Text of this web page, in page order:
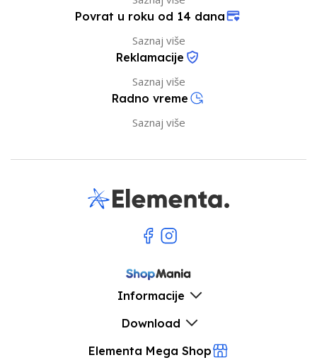
Povrat u roku od 14 dana
Saznaj više
Reklamacije
Saznaj više
Radno vreme
Saznaj više
Informacije
Download
Elementa Mega Shop